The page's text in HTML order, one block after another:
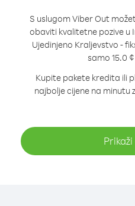
S uslugom Viber Out
obaviti kvalitetne pozive u
Ujedinjeno Kraljevstvo -
samo 15.0
Kupite pakete kredita ili
najbolje cijene na minutu